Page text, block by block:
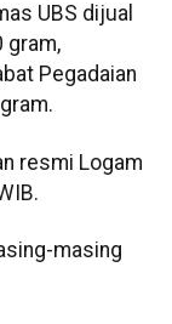
UBS dijual
gram,
Pegadaian
resmi Logam
masing